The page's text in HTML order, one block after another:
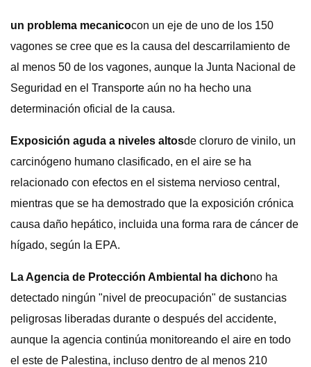
un problema mecanicocon un eje de uno de los 150
vagones se cree que es la causa del descarrilamiento de
al menos 50 de los vagones, aunque la Junta Nacional de
Seguridad en el Transporte aún no ha hecho una
determinación oficial de la causa.
Exposición aguda a niveles altosde cloruro de vinilo, un
carcinógeno humano clasificado, en el aire se ha
relacionado con efectos en el sistema nervioso central,
mientras que se ha demostrado que la exposición crónica
causa daño hepático, incluida una forma rara de cáncer de
hígado, según la EPA.
La Agencia de Protección Ambiental ha dichono ha
detectado ningún "nivel de preocupación" de sustancias
peligrosas liberadas durante o después del accidente,
aunque la agencia continúa monitoreando el aire en todo
el este de Palestina, incluso dentro de al menos 210